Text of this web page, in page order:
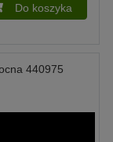
Do koszyka
440975